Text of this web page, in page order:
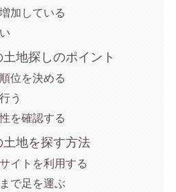
加している
地探しのポイント
位を決める
う
を確認する
地を探す方法
イトを利用する
で足を運ぶ